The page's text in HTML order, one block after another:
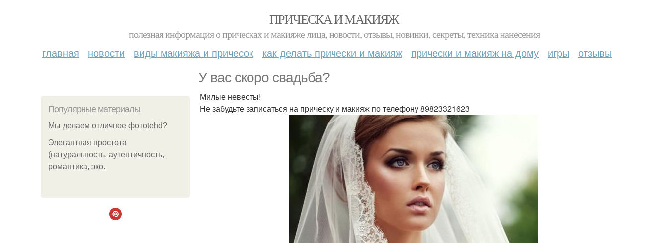
ПРИЧЕСКА И МАКИЯЖ
полезная информация о прическах и макияже лица, новости, отзывы, новинки, секреты, техника нанесения
главная новости виды макияжа и причесок как делать прически и макияж прически и макияж на дому игры отзывы
У вас скоро свадьба?
Популярные материалы
Мы делаем отличное фотоtehd?
Элегантная простота
(натуральность, аутентичность,
романтика, эко.
Милые невесты!
Не забудьте записаться на прическу и макияж по телефону 89823321623